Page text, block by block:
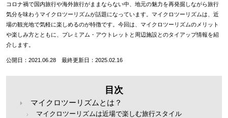
コロナ禍で国内旅行や海外旅行がままならない中、地元の魅力を再発掘しながら旅行
気分を味わうマイクロツーリズムが話題になっています。マイクロツーリズムは、近
場の観光地で気軽に楽しめるのが特徴です。今回は、マイクロツーリズムのメリット
や楽しみ方とともに、プレミアム・アウトレットと周辺施設とのタイアップ情報を紹
介します。
公開日：2021.06.28 最終更新日：2025.02.16
目次
マイクロツーリズムとは？
マイクロツーリズムは近場で楽しむ旅行スタイル